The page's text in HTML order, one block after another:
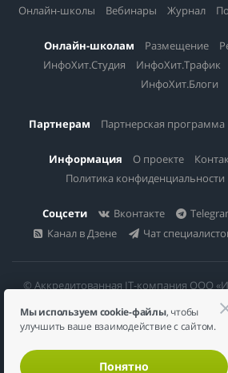
Онлайн-школы
Вебинары Журнал
Онлайн-школам Размещение
ИнфоХит.Студия
ИнфоХит.Трафик
ИнфоХит.Блоги
Партнерам Партнерская программа
Информация О проекте
Политика конфиденциальности
Соцсети Вконтакте
Канал в Дзене
Чат
© Аккредитованная IT-компания ООО
Общество с ограниченной
624446, Россия, Свердловская
ИНН 6617023200 | КПП 661701001 | +7 984
Мы используем cookie-файлы, чтобы
улучшить ваше взаимодействие с сайтом.
Понятно